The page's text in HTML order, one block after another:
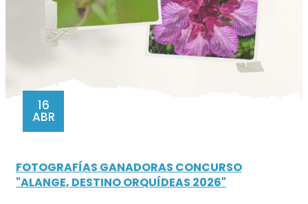
16
ABR
FOTOGRAFÍAS GANADORAS CONCURSO
"ALANGE, DESTINO ORQUÍDEAS 2026"